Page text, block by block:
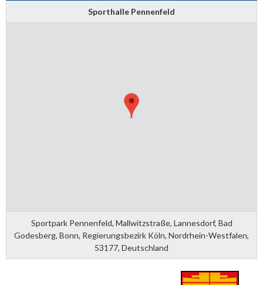
Sporthalle Pennenfeld
Sportpark Pennenfeld, Mallwitzstraße, Lannesdorf, Bad
Godesberg, Bonn, Regierungsbezirk Köln, Nordrhein-Westfalen,
53177, Deutschland